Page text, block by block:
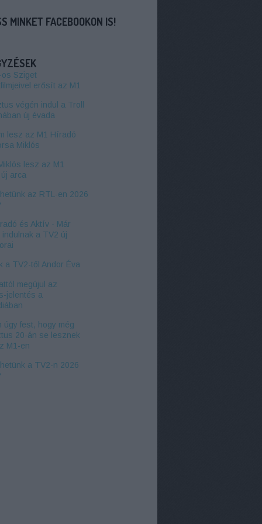
MINKET FACEBOOKON IS!
os Sziget
erősít az M1
végén indul a Troll
új évada
lesz az M1 Híradó
Miklós
lesz az M1
arca
az RTL-en 2026
és Aktív - Már
indulnak a TV2 új
a TV2-től Andor Éva
megújul az
jelentés a
úgy fest, hogy még
20-án se lesznek
M1-en
a TV2-n 2026